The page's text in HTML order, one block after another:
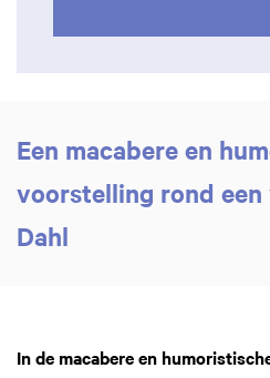
Een macabere en
voorstelling rond een
Dahl
In de macabere en